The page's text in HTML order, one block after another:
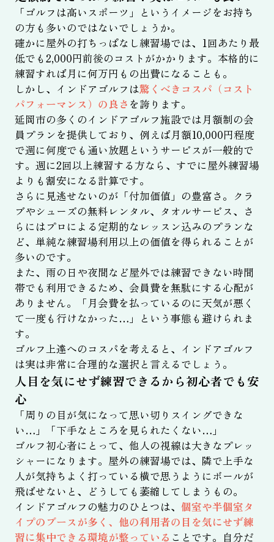
「ゴルフは高いスポーツ」というイメージをお持ち
の方も多いのではないでしょうか。
確かに屋外の打ちっぱなし練習場では、1回あたり最
低でも2,000円前後のコストがかかります。本格的に
練習すれば月に何万円もの出費になることも。
しかし、インドアゴルフは驚くべきコスパ（コスト
パフォーマンス）の良さ を誇ります。
延岡市の多くのインドアゴルフ施設では月額制の会
員プランを提供しており、例えば月額10,000円程度
で週に何度でも通い放題というサービスが一般的で
す。週に2回以上練習する方なら、すでに屋外練習場
よりも割安になる計算です。
さらに見逃せないのが「付加価値」の豊富さ。クラ
ブやシューズの無料レンタル、タオルサービス、さ
らにはプロによる定期的なレッスン込みのプランな
ど、単純な練習場利用以上の価値を得られることが
多いのです。
また、雨の日や夜間など屋外では練習できない時間
帯でも利用できるため、会員費を無駄にする心配が
ありません。「月会費を払っているのに天気が悪く
て一度も行けなかった…」という事態も避けられま
す。
ゴルフ上達へのコスパを考えると、インドアゴルフ
は実は非常に合理的な選択と言えるでしょう。
人目を気にせず練習できるから初心者でも安
心
「周りの目が気になって思い切りスイングできな
い…」「下手なところを見られたくない…」
ゴルフ初心者にとって、他人の視線は大きなプレッ
シャーになります。屋外の練習場では、隣で上手な
人が気持ちよく打っている横で思うようにボールが
飛ばせないと、どうしても萎縮してしまうもの。
インドアゴルフの魅力のひとつは、 個室や半個室タ
イプのブースが多く、他の利用者の目を気にせず練
習に集中できる環境が整っている ことです。自分だ